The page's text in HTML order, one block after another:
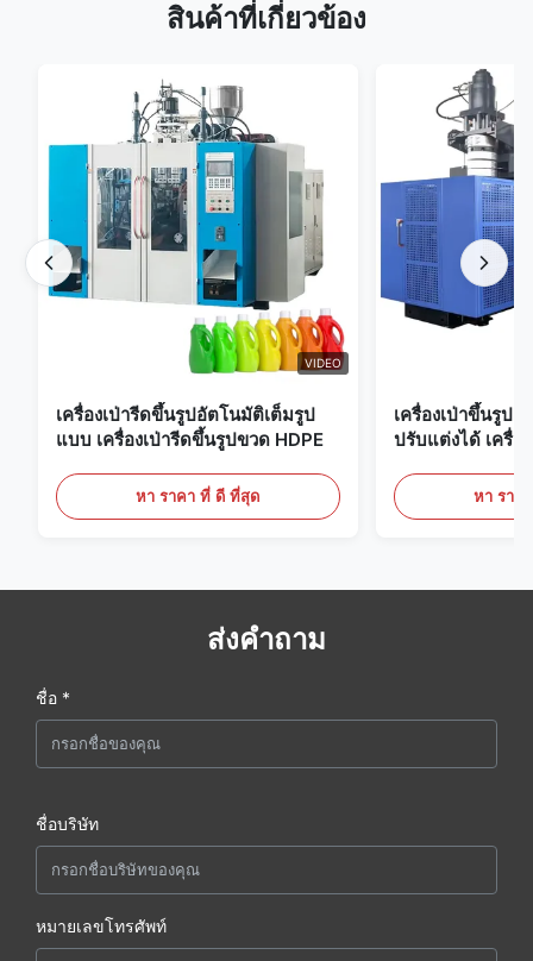
สินค้าที่เกี่ยวข้อง
VIDEO
เครื่องเป่ารีดขึ้นรูปอัตโนมัติเต็มรูป
แบบ เครื่องเป่ารีดขึ้นรูปขวด HDPE
หา ราคา ที่ ดี ที่สุด
เครื่องเป่าขึ้นรูป
ปรับแต่งได้ เครื่อ
หา ราค
ส่งคำถาม
ชื่อ *
ชื่อบริษัท
หมายเลขโทรศัพท์